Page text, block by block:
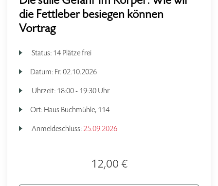
die Fettleber besiegen können
Vortrag
Status: 14 Plätze frei
Datum: Fr. 02.10.2026
Uhrzeit: 18:00 - 19:30 Uhr
Ort: Haus Buchmühle, 114
Anmeldeschluss:25.09.2026
12,00 €